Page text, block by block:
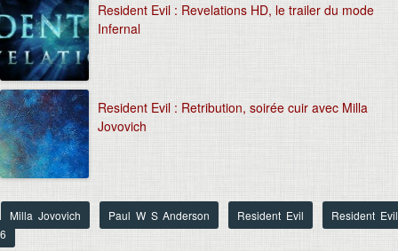
Resident Evil : Revelations HD, le trailer du mode
Infernal
Resident Evil : Retribution, soirée cuir avec Milla
Jovovich
Milla Jovovich Paul W S Anderson Resident Evil
Resident Evil
6